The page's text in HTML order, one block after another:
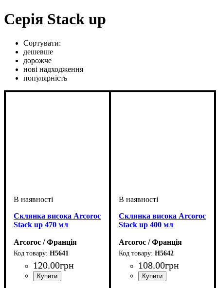
Серія Stack up
Сортувати:
дешевше
дорожче
нові надходження
популярність
Склянка висока Arcoroc
Stack up 470 мл
Arcoroc / Франція
H5641
120.00грн
Склянка висока Arcoroc
Stack up 400 мл
Arcoroc / Франція
H5642
108.00грн